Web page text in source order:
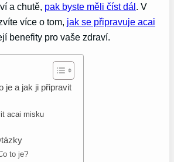
a chutě, pak byste měli číst dál. V
více o tom, jak se připravuje acai
benefity pro vaše zdraví.
je a jak ji připravit
acai misku
to je?